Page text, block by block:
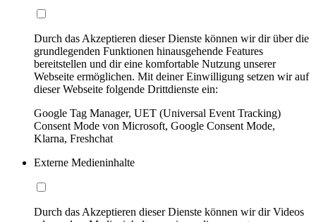
Durch das Akzeptieren dieser Dienste können wir dir über die
grundlegenden Funktionen hinausgehende Features
bereitstellen und dir eine komfortable Nutzung unserer
Webseite ermöglichen. Mit deiner Einwilligung setzen wir auf
dieser Webseite folgende Drittdienste ein:
Google Tag Manager, UET (Universal Event Tracking)
Consent Mode von Microsoft, Google Consent Mode,
Klarna, Freshchat
Externe Medieninhalte
Durch das Akzeptieren dieser Dienste können wir dir Videos